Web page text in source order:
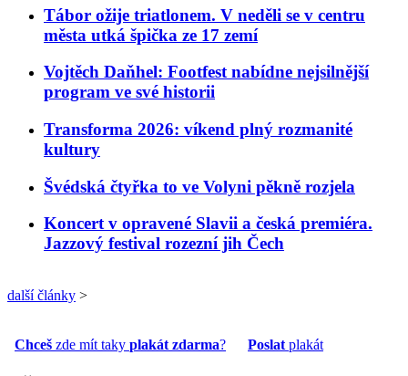
Tábor ožije triatlonem. V neděli se v centru
města utká špička ze 17 zemí
Vojtěch Daňhel: Footfest nabídne nejsilnější
program ve své historii
Transforma 2026: víkend plný rozmanité
kultury
Švédská čtyřka to ve Volyni pěkně rozjela
Koncert v opravené Slavii a česká premiéra.
Jazzový festival rozezní jih Čech
další články >
Chceš zde mít taky plakát zdarma? Poslat plakát